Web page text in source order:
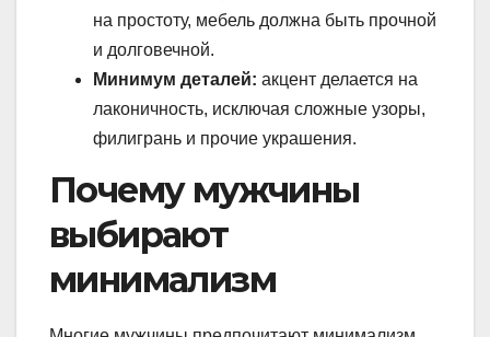
на простоту, мебель должна быть прочной
и долговечной.
Минимум деталей: акцент делается на
лаконичность, исключая сложные узоры,
филигрань и прочие украшения.
Почему мужчины
выбирают
минимализм